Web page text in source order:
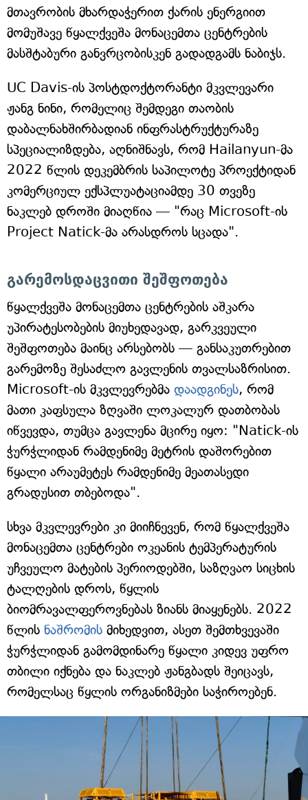
მთავრობის მხარდაჭერით ქარის ენერგიით
მომუშავე წყალქვეშა მონაცემთა ცენტრების
მასშტაბური განვრცობისკენ გადადგამს ნაბიჯს.
UC Davis-ის პოსტდოქტორანტი მკვლევარი
ჟანგ ნინი, რომელიც შემდეგი თაობის
დაბალნახშირბადიან ინფრასტრუქტურაზე
სპეციალიზდება, აღნიშნავს, რომ Hailanyun-მა
2022 წლის დეკემბრის საპილოტე პროექტიდან
კომერციულ ექსპლუატაციამდე 30 თვეზე
ნაკლებ დროში მიაღწია — "რაც Microsoft-ის
Project Natick-მა არასდროს სცადა".
გარემოსდაცვითი შეშფოთება
წყალქვეშა მონაცემთა ცენტრების აშკარა
უპირატესობების მიუხედავად, გარკვეული
შეშფოთება მაინც არსებობს — განსაკუთრებით
გარემოზე შესაძლო გავლენის თვალსაზრისით.
Microsoft-ის მკვლევრებმა დაადგინეს, რომ
მათი კაფსულა ზღვაში ლოკალურ დათბობას
იწვევდა, თუმცა გავლენა მცირე იყო: "Natick-ის
ჭურჭლიდან რამდენიმე მეტრის დაშორებით
წყალი არაუმეტეს რამდენიმე მეათასედი
გრადუსით თბებოდა".
სხვა მკვლევრები კი მიიჩნევენ, რომ წყალქვეშა
მონაცემთა ცენტრები ოკეანის ტემპერატურის
უჩვეულო მატების პერიოდებში, საზღვაო სიცხის
ტალღების დროს, წყლის
ბიომრავალფეროვნებას ზიანს მიაყენებს. 2022
წლის ნაშრომის მიხედვით, ასეთ შემთხვევაში
ჭურჭლიდან გამომდინარე წყალი კიდევ უფრო
თბილი იქნება და ნაკლებ ჟანგბადს შეიცავს,
რომელსაც წყლის ორგანიზმები საჭიროებენ.